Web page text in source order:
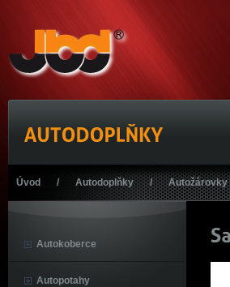
Úvod / Autodoplňky / Autožárovky
Autokoberce
Autopotahy